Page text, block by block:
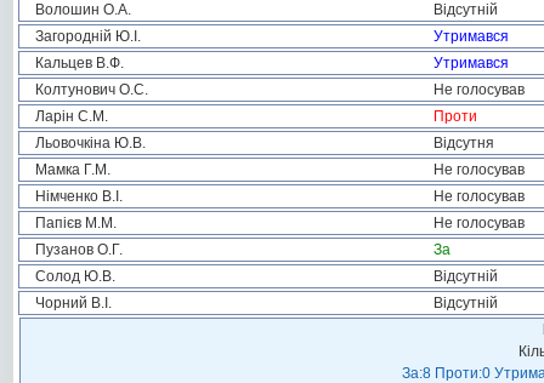
Волошин О.А.
Відсутній
Загородній Ю.І.
Утримався
Кальцев В.Ф.
Утримався
Колтунович О.С.
Не голосував
Ларін С.М.
Проти
Льовочкіна Ю.В.
Відсутня
Мамка Г.М.
Не голосував
Німченко В.І.
Не голосував
Папієв М.М.
Не голосував
Пузанов О.Г.
За
Солод Ю.В.
Відсутній
Чорний В.І.
Відсутній
За:8 Проти:0